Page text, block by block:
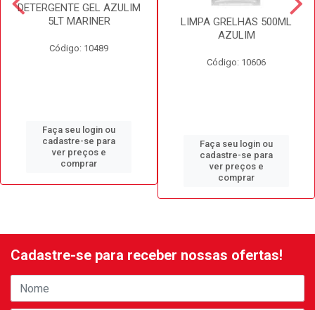
DETERGENTE GEL AZULIM
5LT MARINER
Código: 10489
Faça seu login ou
cadastre-se para
ver preços e
comprar
LIMPA GRELHAS 500ML
AZULIM
Código: 10606
Faça seu login ou
cadastre-se para
ver preços e
comprar
Cadastre-se para receber nossas ofertas!